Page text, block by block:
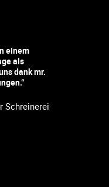
einem
als
dank mr.
Schreinerei